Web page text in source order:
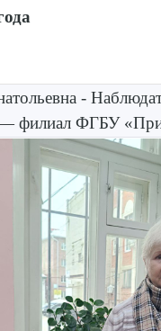
-
филиал ФГБУ